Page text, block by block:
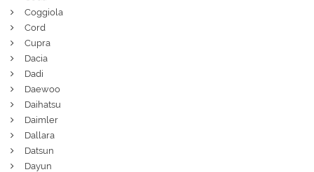
Coggiola
Cord
Cupra
Dacia
Dadi
Daewoo
Daihatsu
Daimler
Dallara
Datsun
Dayun